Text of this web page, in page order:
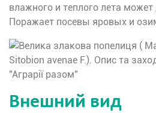
влажного и теплого лета
Поражает посевы яровых и
Внешний вид